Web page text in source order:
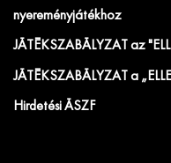
nyereményjátékhoz
JÁTÉKSZABÁLYZAT az
JÁTÉKSZABÁLYZAT a
Hirdetési ÁSZF